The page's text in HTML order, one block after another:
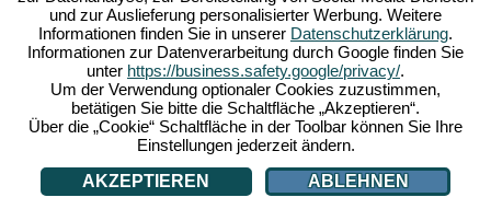
und zur Auslieferung personalisierter Werbung. Weitere
Informationen finden Sie in unserer Datenschutzerklärung.
Informationen zur Datenverarbeitung durch Google finden Sie
unter https://business.safety.google/privacy/.
Um der Verwendung optionaler Cookies zuzustimmen,
betätigen Sie bitte die Schaltfläche „Akzeptieren“.
Über die „Cookie“ Schaltfläche in der Toolbar können Sie Ihre
Einstellungen jederzeit ändern.
AKZEPTIEREN
ABLEHNEN